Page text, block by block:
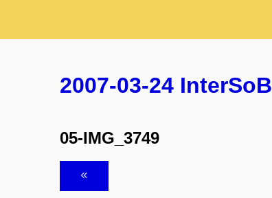
2007-03-24 InterSoB
05-IMG_3749